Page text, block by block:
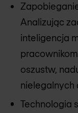
Analizując
inteligencja
oszustw,
nielegalnych
Technologia